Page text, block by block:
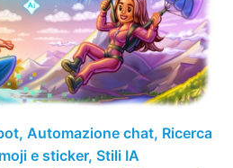
Automazione chat, Ricerca
e sticker, Stili IA